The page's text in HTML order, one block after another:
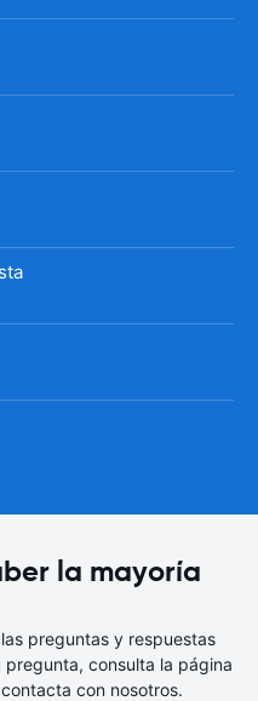
la mayoría
preguntas y respuestas
consulta la página
con nosotros.